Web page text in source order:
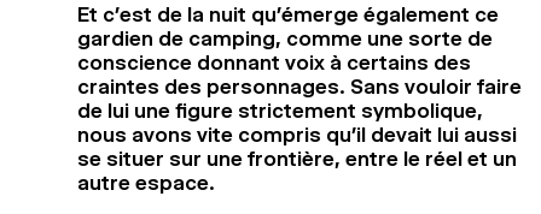
Et c’est de la nuit qu’émerge également ce
gardien de camping, comme une sorte de
conscience donnant voix à certains des
craintes des personnages. Sans vouloir faire
de lui une figure strictement symbolique,
nous avons vite compris qu’il devait lui aussi
se situer sur une frontière, entre le réel et un
autre espace.